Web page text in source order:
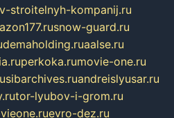
stroitelnyh-kompanij.ru
snow-guard.ru
demaholding.ruaalse.ru
perkoka.rumovie-one.ru
sibarchives.ruandreislyusar.ru
tor-lyubov-i-grom.ru
evro-dez.ru